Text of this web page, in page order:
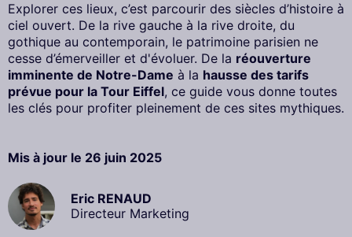
Explorer ces lieux, c’est parcourir des siècles d’histoire à
ciel ouvert. De la rive gauche à la rive droite, du
gothique au contemporain, le patrimoine parisien ne
cesse d’émerveiller et d'évoluer. De la réouverture
imminente de Notre-Dame à la hausse des tarifs
prévue pour la Tour Eiffel, ce guide vous donne toutes
les clés pour profiter pleinement de ces sites mythiques.
Mis à jour le 26 juin 2025
Eric RENAUD
Directeur Marketing